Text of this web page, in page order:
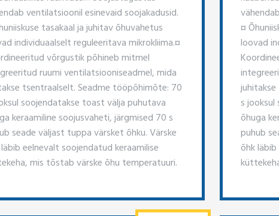
ventilatsioonil esinevaid soojakadusid.
tasakaal ja juhitav õhuvahetus
individuaalselt reguleeritava mikrokliima. ​¤
võrgustik põhineb mitmel
ruumi ventilatsiooniseadmel, mida
tsentraalselt. Seadme tööpõhimõte: 70
soojendatakse toast välja puhutava
keraamiline soojusvaheti, järgmised 70 s
seade väljast tuppa värsket õhku. Värske
eelnevalt soojendatud keraamilise
mis tõstab värske õhu temperatuuri.
¤
loovad
s
õhuga
puhub
õhk